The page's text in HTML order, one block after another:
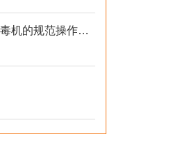
HGYX-Y100汽化*消毒机的规范操作指南